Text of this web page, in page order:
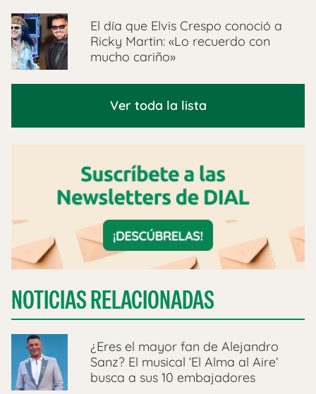
El día que Elvis Crespo conoció a
Ricky Martin: «Lo recuerdo con
mucho cariño»
Ver toda la lista
NOTICIAS RELACIONADAS
¿Eres el mayor fan de Alejandro
Sanz? El musical ‘El Alma al Aire’
busca a sus 10 embajadores